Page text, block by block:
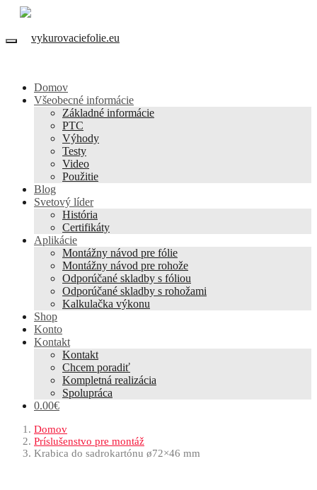
Domov
Všeobecné informácie
Základné informácie
PTC
Výhody
Testy
Video
Použitie
Blog
Svetový líder
História
Certifikáty
Aplikácie
Montážny návod pre fólie
Montážny návod pre rohože
Odporúčané skladby s fóliou
Odporúčané skladby s rohožami
Kalkulačka výkonu
Shop
Konto
Kontakt
Kontakt
Chcem poradiť
Kompletná realizácia
Spolupráca
0.00€
Domov
Príslušenstvo pre montáž
Krabica do sadrokartónu ø72×46 mm